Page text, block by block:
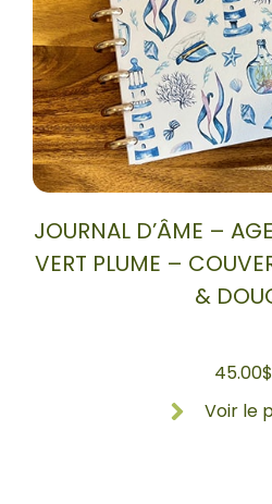
JOURNAL D’ÂME –
VERT PLUME –
&
45.00$
Voir le